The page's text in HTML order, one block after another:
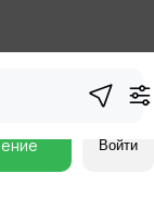
Войти